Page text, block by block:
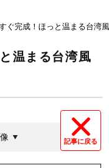
ぐ完成！ほっと温まる台湾
温まる台湾風
記事に戻る